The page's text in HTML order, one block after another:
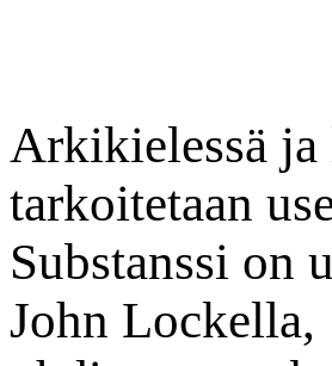
Arkikielessä ja
tarkoitetaan
Substanssi on
John Lockella,